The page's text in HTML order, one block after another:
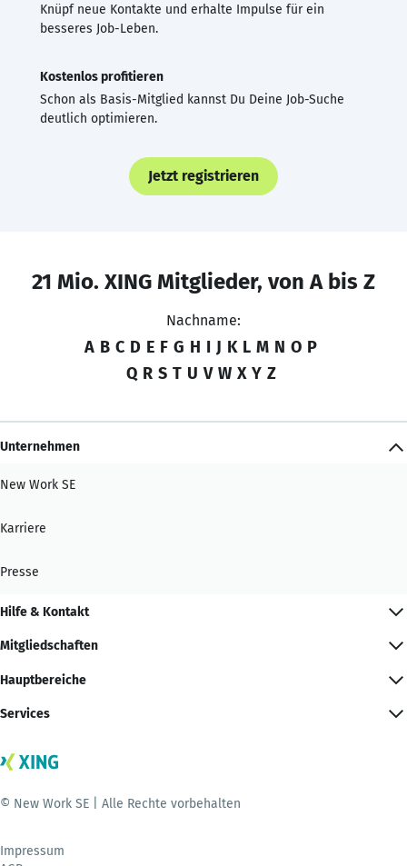
Knüpf neue Kontakte und erhalte Impulse für ein
besseres Job-Leben.
Kostenlos profitieren
Schon als Basis-Mitglied kannst Du Deine Job-Suche
deutlich optimieren.
Jetzt registrieren
21 Mio. XING Mitglieder, von A bis Z
Nachname:
A B C D E F G H I J K L M N O P
Q R S T U V W X Y Z
Unternehmen
New Work SE
Karriere
Presse
Hilfe & Kontakt
Mitgliedschaften
Hauptbereiche
Services
© New Work SE | Alle Rechte vorbehalten
Impressum